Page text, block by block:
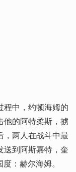
程中，约顿海姆的
他的阿特柔斯，掳
，两人在战斗中最
送到阿斯嘉特，奎
：赫尔海姆。